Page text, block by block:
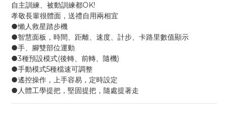
自主訓練、被動訓練都OK!
孝敬長輩很體面，送禮自用兩相宜
●懶人救星踏步機
●智慧面板，時間、距離、速度、計步、卡路里數值顯示
●手、腳雙部位運動
●3種預設模式(後轉、前轉、隨機)
●手動模式5種檔速可調整
●遙控操作，上手容易，定時設定
●人體工學提把，堅固提把，隨處提著走